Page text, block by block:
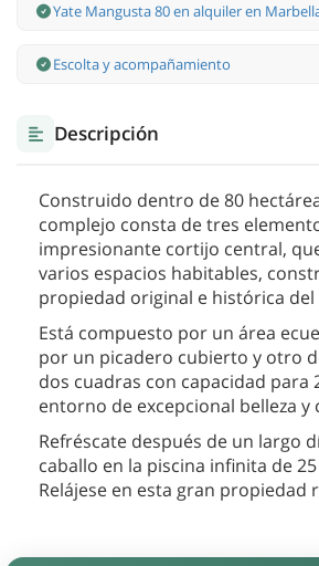
Yate Mangusta 80 en alquiler en
Escolta y acompañamiento
Descripción
Construido dentro de 80
complejo consta de tres
impresionante cortijo central,
varios espacios habitables,
propiedad original e histórica
Está compuesto por un área
por un picadero cubierto y otro
dos cuadras con capacidad para
entorno de excepcional belleza y
Refréscate después de un largo
caballo en la piscina infinita de
Relájese en esta gran propiedad